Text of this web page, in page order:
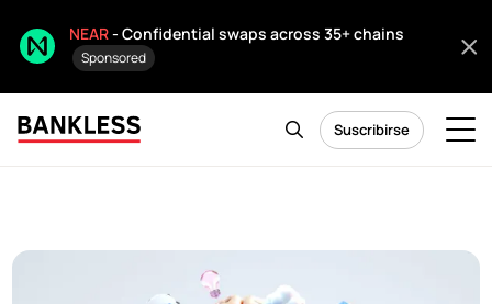
NEAR- Confidential swaps across 35+ chains
Sponsored
Suscribirse